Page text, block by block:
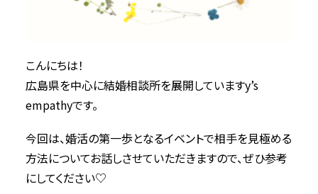
こんにちは！
広島県を中心に結婚相談所を展開していますy’s
empathyです。
今回は、婚活の第一歩となるイベントで相手を見極める
方法についてお話しさせていただきますので、ぜひ参考
にしてください♡